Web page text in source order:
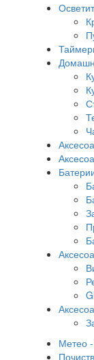
Метео